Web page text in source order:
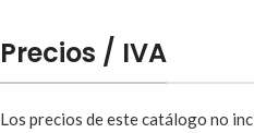
Precios / IVA
Los precios de este catálogo no